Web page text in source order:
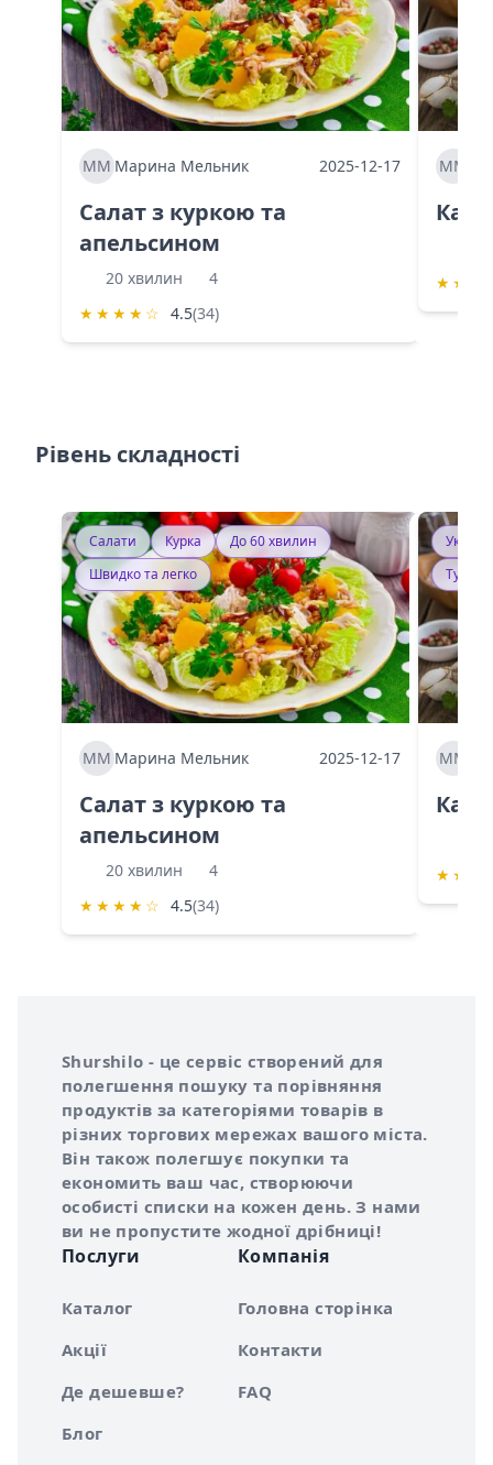
ММ Марина Мельник 2025-12-17
Салат з куркою та
апельсином
20 хвилин
4
★ ★ ★ ★ ☆ 4.5(34)
ММ
★ ★
Рівень складності
Салати Курка
До 60 хвилин
Швидко та легко
ММ Марина Мельник 2025-12-17
Салат з куркою та
апельсином
20 хвилин
4
★ ★ ★ ★ ☆ 4.5(34)
ММ
★ ★
Про сервіс Shurshilo
Shurshilo - це сервіс створений для
полегшення пошуку та порівняння
продуктів за категоріями товарів в
різних торгових мережах вашого міста.
Він також полегшує покупки та
економить ваш час, створюючи
особисті списки на кожен день. З нами
ви не пропустите жодної дрібниці!
Послуги
Каталог
Акції
Де дешевше?
Блог
Компанія
Головна сторінка
Контакти
FAQ